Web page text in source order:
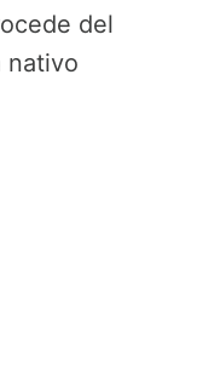
del
nativo